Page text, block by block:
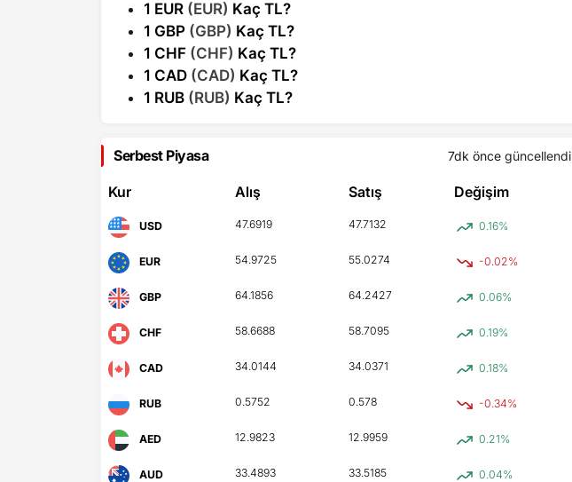
1 EUR (EUR) Kaç TL?
1 GBP (GBP) Kaç TL?
1 CHF (CHF) Kaç TL?
1 CAD (CAD) Kaç TL?
1 RUB (RUB) Kaç TL?
Serbest Piyasa 7dk önce güncellendi
Kur Alış Satış Değişim
USD 47.6919 47.7132 0.16%
EUR 54.9725 55.0274 -0.02%
GBP 64.1856 64.2427 0.06%
CHF 58.6688 58.7095 0.19%
CAD 34.0144 34.0371 0.18%
RUB 0.5752 0.578 -0.34%
AED 12.9823 12.9959 0.21%
AUD 33.4893 33.5185 0.04%